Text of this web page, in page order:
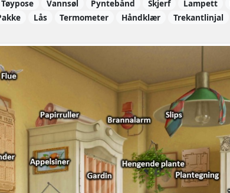
Tøypose Vannsøl Pyntebånd Skjerf Lampett
Lås Termometer Håndklær Trekantlinjal